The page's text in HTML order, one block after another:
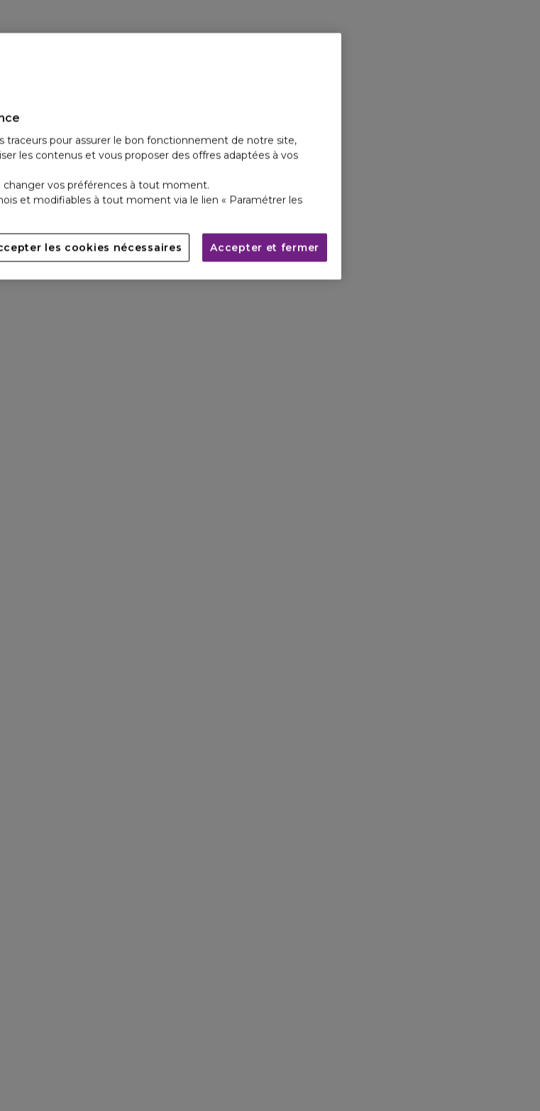
traceurs pour assurer le bon fonctionnement de notre site,
les contenus et vous proposer des offres adaptées à vos
changer vos préférences à tout moment.
et modifiables à tout moment via le lien « Paramétrer les
les cookies nécessaires Accepter et fermer